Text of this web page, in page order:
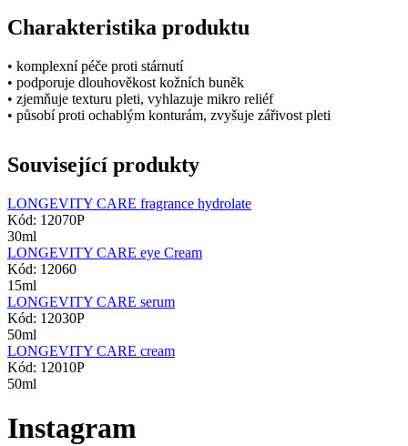
Charakteristika produktu
• komplexní péče proti stárnutí
• podporuje dlouhověkost kožních buněk
• zjemňuje texturu pleti, vyhlazuje mikro reliéf
• působí proti ochablým konturám, zvyšuje zářivost pleti
Související produkty
LONGEVITY CARE fragrance hydrolate
Kód: 12070P
30ml
LONGEVITY CARE eye Cream
Kód: 12060
15ml
LONGEVITY CARE serum
Kód: 12030P
50ml
LONGEVITY CARE cream
Kód: 12010P
50ml
Instagram